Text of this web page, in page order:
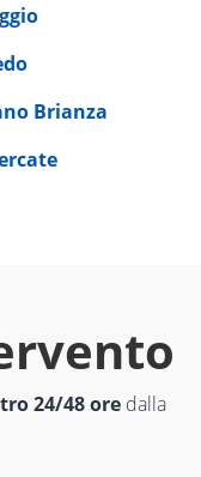
Brianza
24/48 ore dalla